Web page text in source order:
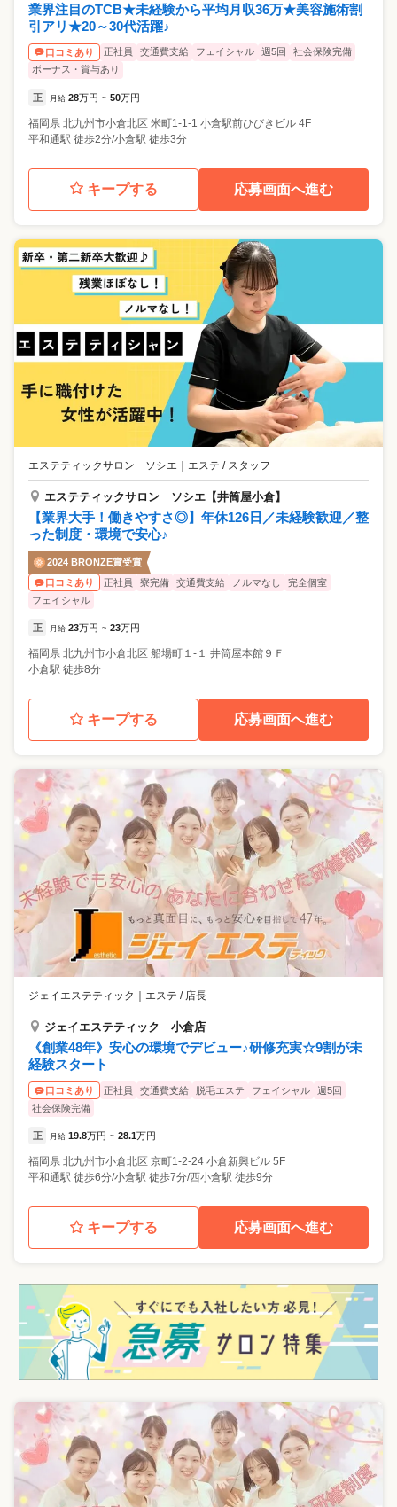
業界注目のTCB★未経験から平均月収36万★美容施術割
引アリ★20～30代活躍♪
口コミあり 正社員 交通費支給 フェイシャル 週5回
社会保険完備
ボーナス・賞与あり
正 月給 28万円 ~ 50万円
福岡県 北九州市小倉北区 米町1-1-1 小倉駅前ひびきビル 4F
平和通駅 徒歩2分/小倉駅 徒歩3分
キープする 応募画面へ進む
エステティックサロン ソシエ エステ / スタッフ
エステティックサロン ソシエ【井筒屋小倉】
【業界大手！働きやすさ◎】年休126日／未経験歓迎／整
った制度・環境で安心♪
2024 BRONZE賞受賞
口コミあり
正社員 寮完備 交通費支給 ノルマなし
完全個室
フェイシャル
正 月給 23万円 ~ 23万円
福岡県 北九州市小倉北区 船場町１-１ 井筒屋本館９Ｆ
小倉駅 徒歩8分
キープする 応募画面へ進む
ジェイエステティック エステ / 店長
ジェイエステティック 小倉店
《創業48年》安心の環境でデビュー♪研修充実☆9割が未
経験スタート
口コミあり 正社員 交通費支給 脱毛エステ フェイシャル
週5回
社会保険完備
正 月給 19.8万円 ~ 28.1万円
福岡県 北九州市小倉北区 京町1-2-24 小倉新興ビル 5F
平和通駅 徒歩6分/小倉駅 徒歩7分/西小倉駅 徒歩9分
キープする 応募画面へ進む